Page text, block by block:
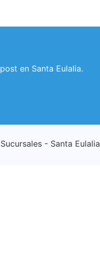
en Santa Eulalia.
Sucursales - Santa Eulalia